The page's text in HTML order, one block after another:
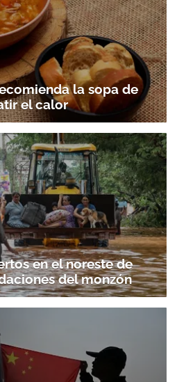
la sopa de
el calor
en el noreste de
del monzón